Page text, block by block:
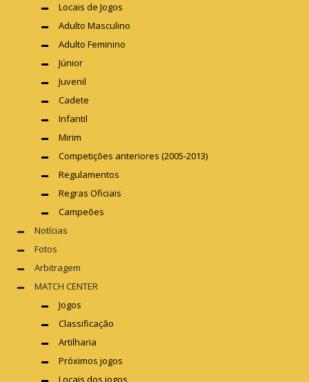
Locais de Jogos
Adulto Masculino
Adulto Feminino
Júnior
Juvenil
Cadete
Infantil
Mirim
Competições anteriores (2005-2013)
Regulamentos
Regras Oficiais
Campeões
Notícias
Fotos
Arbitragem
MATCH CENTER
Jogos
Classificação
Artilharia
Próximos jogos
Locais dos jogos